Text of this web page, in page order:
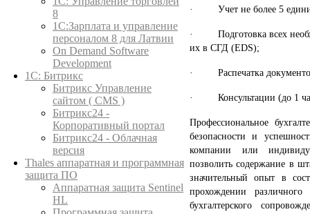
8
1С:Зарплата и управление
персоналом 8 для Латвии
On Demand Software
Development
1С: Битрикс
Битрикс Управление
сайтом ( CMS )
Битрикс24 -
Корпоративный портал
Битрикс24 - Облачная
версия
Thales аппаратная и программная
защита ПО
Аппаратная защита Sentinel
HL
· Учет не более 5
· Подготовка всех
их в СГД (EDS);
· Распечатка
· Консультации (до 1
Профессиональное
безопасности и
компании или
позволить содержание в
значительный опыт в
прохождении
бухгалтерского